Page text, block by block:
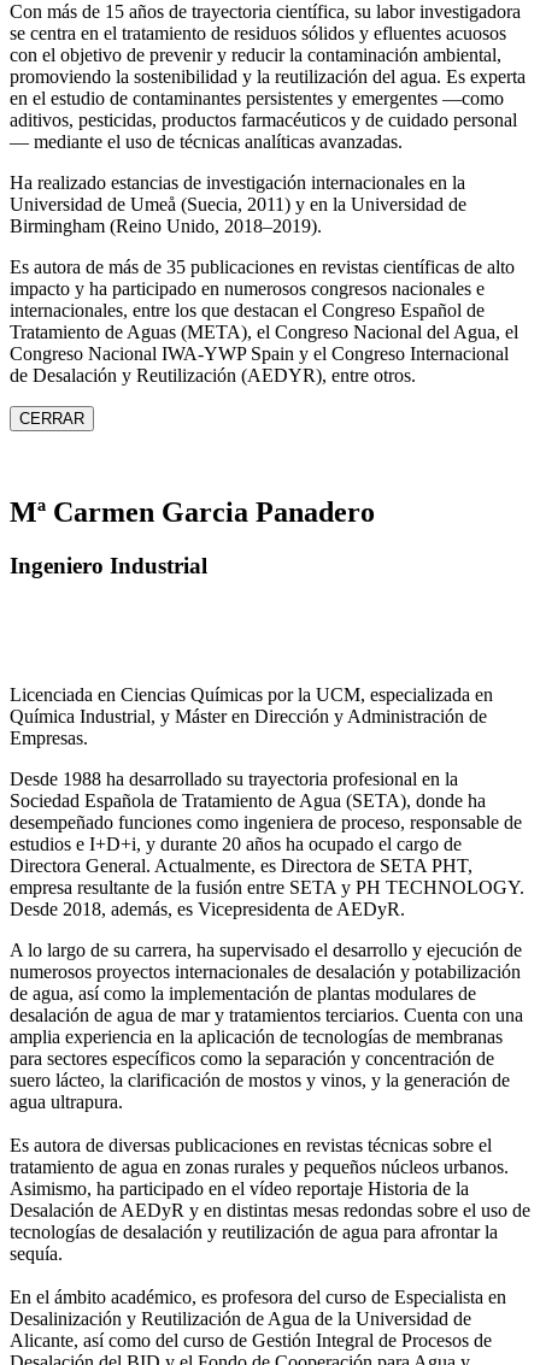
Con más de 15 años de trayectoria científica, su labor investigadora
se centra en el tratamiento de residuos sólidos y efluentes acuosos
con el objetivo de prevenir y reducir la contaminación ambiental,
promoviendo la sostenibilidad y la reutilización del agua. Es experta
en el estudio de contaminantes persistentes y emergentes —como
aditivos, pesticidas, productos farmacéuticos y de cuidado personal
— mediante el uso de técnicas analíticas avanzadas.
Ha realizado estancias de investigación internacionales en la
Universidad de Umeå (Suecia, 2011) y en la Universidad de
Birmingham (Reino Unido, 2018–2019).
Es autora de más de 35 publicaciones en revistas científicas de alto
impacto y ha participado en numerosos congresos nacionales e
internacionales, entre los que destacan el Congreso Español de
Tratamiento de Aguas (META), el Congreso Nacional del Agua, el
Congreso Nacional IWA‑YWP Spain y el Congreso Internacional
de Desalación y Reutilización (AEDYR), entre otros.
CERRAR
Mª Carmen Garcia Panadero
Ingeniero Industrial
Licenciada en Ciencias Químicas por la UCM, especializada en
Química Industrial, y Máster en Dirección y Administración de
Empresas.
Desde 1988 ha desarrollado su trayectoria profesional en la
Sociedad Española de Tratamiento de Agua (SETA), donde ha
desempeñado funciones como ingeniera de proceso, responsable de
estudios e I+D+i, y durante 20 años ha ocupado el cargo de
Directora General. Actualmente, es Directora de SETA PHT,
empresa resultante de la fusión entre SETA y PH TECHNOLOGY.
Desde 2018, además, es Vicepresidenta de AEDyR.
A lo largo de su carrera, ha supervisado el desarrollo y ejecución de
numerosos proyectos internacionales de desalación y potabilización
de agua, así como la implementación de plantas modulares de
desalación de agua de mar y tratamientos terciarios. Cuenta con una
amplia experiencia en la aplicación de tecnologías de membranas
para sectores específicos como la separación y concentración de
suero lácteo, la clarificación de mostos y vinos, y la generación de
agua ultrapura.
Es autora de diversas publicaciones en revistas técnicas sobre el
tratamiento de agua en zonas rurales y pequeños núcleos urbanos.
Asimismo, ha participado en el vídeo reportaje Historia de la
Desalación de AEDyR y en distintas mesas redondas sobre el uso de
tecnologías de desalación y reutilización de agua para afrontar la
sequía.
En el ámbito académico, es profesora del curso de Especialista en
Desalinización y Reutilización de Agua de la Universidad de
Alicante, así como del curso de Gestión Integral de Procesos de